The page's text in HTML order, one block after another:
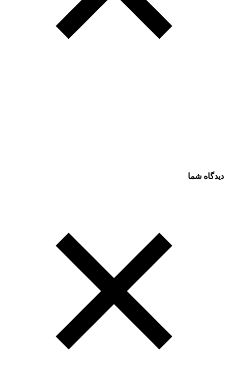
دیدگاه شما